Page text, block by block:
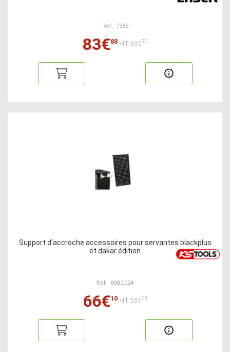
Ref : 7389
83€88 HT:69€90
Support d'accroche accessoires pour servantes blackplus
et dakar édition
Ref : 800.0024
66€10 HT:55€08